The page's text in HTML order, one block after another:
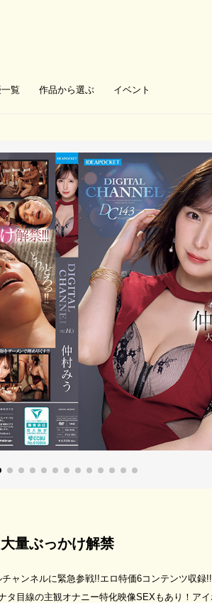
覧 作品から選ぶ イベント
量ぶっかけ解禁
ャンネルに緊急参戦!!エロ特価6コンテンツ収
目線の主観オナニー特化映像SEXもあり！ア